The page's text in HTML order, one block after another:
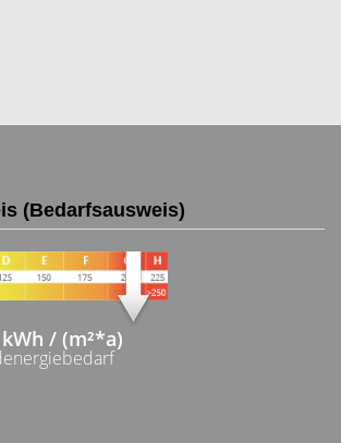
(Bedarfsausweis)
/ (m²*a)